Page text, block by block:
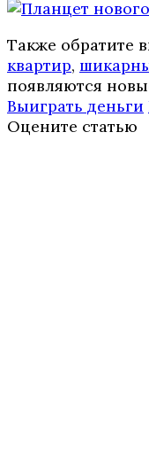
Также обратите
квартир,
появляются
Выиграть деньги
Оцените статью